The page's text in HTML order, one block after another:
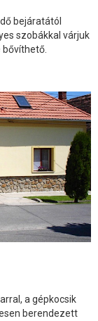
bejáratától
szobákkal várjuk
a gépkocsik
berendezett